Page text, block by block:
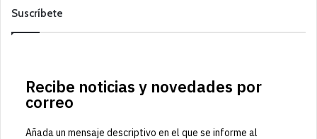
Suscríbete
Recibe noticias y novedades por
correo
Añada un mensaje descriptivo en el que se informe al